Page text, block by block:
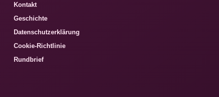
Kontakt
Geschichte
Datenschutzerklärung
Cookie-Richtlinie
Rundbrief